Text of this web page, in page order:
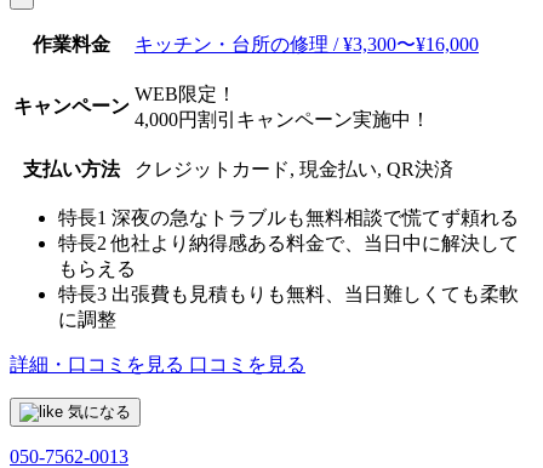
作業料金 キッチン・台所の修理 / ¥3,300〜¥16,000
キャンペーン
WEB限定！
4,000円割引キャンペーン実施中！
支払い方法 クレジットカード, 現金払い, QR決済
特長1 深夜の急なトラブルも無料相談で慌てず頼れる
特長2 他社より納得感ある料金で、当日中に解決して
もらえる
特長3 出張費も見積もりも無料、当日難しくても柔軟
に調整
詳細・口コミを見る 口コミを見る
気になる
050-7562-0013